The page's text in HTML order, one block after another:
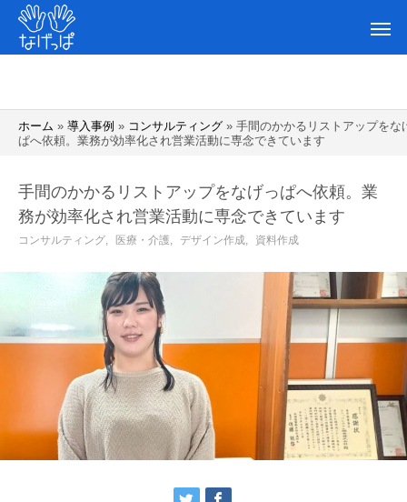
ホーム » 導入事例 » コンサルティング » 手間のかかるリストアップをな
ぱへ依頼。業務が効率化され営業活動に専念できています
手間のかかるリストアップをなげっぱへ依頼。業
務が効率化され営業活動に専念できています
コンサルティング 医療・介護 デザイン作成 資料作成